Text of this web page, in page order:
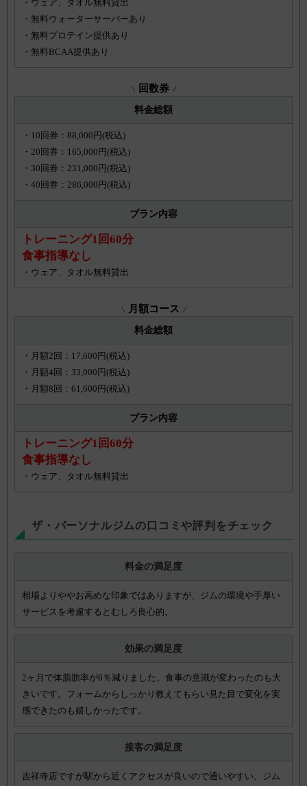
・ウェア、タオル無料貸出
・無料ウォーターサーバーあり
・無料プロテイン提供あり
・無料BCAA提供あり
回数券
料金総額
・10回券：88,000円(税込)
・20回券：165,000円(税込)
・30回券：231,000円(税込)
・40回券：286,000円(税込)
プラン内容
トレーニング1回60分
食事指導なし
・ウェア、タオル無料貸出
月額コース
料金総額
・月額2回：17,600円(税込)
・月額4回：33,000円(税込)
・月額8回：61,600円(税込)
プラン内容
トレーニング1回60分
食事指導なし
・ウェア、タオル無料貸出
ザ・パーソナルジムの口コミや評判をチェック
料金の満足度
相場よりややお高めな印象ではありますが、ジムの環境や手厚い
サービスを考慮するとむしろ良心的。
効果の満足度
2ヶ月で体脂肪率が6％減りました。食事の意識が変わったのも大
きいです。フォームからしっかり教えてもらい見た目で変化を実
感できたのも嬉しかったです。
接客の満足度
吉祥寺店ですが駅から近くアクセスが良いので通いやすい。ジム